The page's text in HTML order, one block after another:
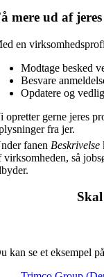
mere ud af
en
Modtage besked
Besvare
Opdatere og
opretter gerne jeres
fra jer.
fanen Beskrivelse
virksomheden, så
kan se et eksempel